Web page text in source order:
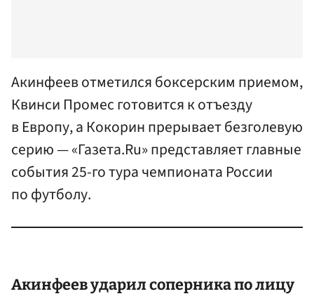
Акинфеев отметился боксерским приемом,
Квинси Промес готовится к отъезду
в Европу, а Кокорин прерывает безголевую
серию — «Газета.Ru» представляет главные
события 25-го тура чемпионата России
по футболу.
Акинфеевударил соперника по лицу